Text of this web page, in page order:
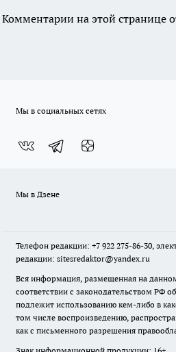
Комментарии на этой странице
Мы в социальных сетях
Мы в Дзене
Телефон редакции: +7 922 275-86-30,
редакции: sitesredaktor@yandex.ru
Вся информация, размещенная на
соответствии с законодательством РФ
подлежит использованию кем-либо в
том числе воспроизведению,
как с письменного разрешения